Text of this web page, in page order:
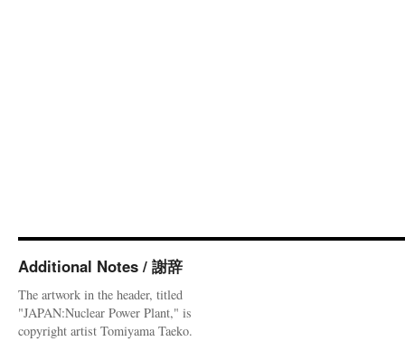
Additional Notes / 謝辞
The artwork in the header, titled
"JAPAN:Nuclear Power Plant," is
copyright artist Tomiyama Taeko.